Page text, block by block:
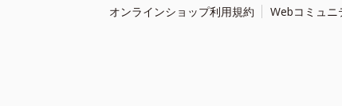
オンラインショップ利用規約 Webコミュニ